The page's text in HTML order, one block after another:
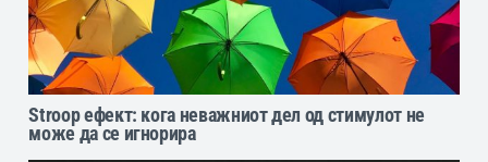
Stroop ефект: кога неважниот дел од стимулот не
може да се игнорира